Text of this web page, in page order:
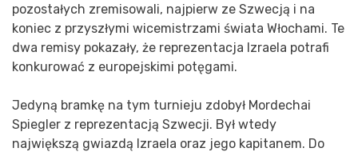
pozostałych zremisowali, najpierw ze Szwecją i na
koniec z przyszłymi wicemistrzami świata Włochami. Te
dwa remisy pokazały, że reprezentacja Izraela potrafi
konkurować z europejskimi potęgami.
Jedyną bramkę na tym turnieju zdobył Mordechai
Spiegler z reprezentacją Szwecji. Był wtedy
największą gwiazdą Izraela oraz jego kapitanem. Do